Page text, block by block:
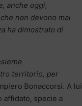
anche oggi,
non devono mai
ha dimostrato di
territorio, per
Bonaccorsi. A lui
affidato, specie a